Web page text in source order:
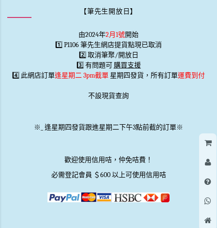
【筆先生開放日】
由2024年2月1號開始
1️⃣ P1106 筆先生網店提貨點現已取消
2️⃣ 取消筆聚/開放日
3️⃣ 有問題可 購買支援
4️⃣ 此網店訂單逢星期二 3pm截單 星期四發貨，所有訂單運費到付
不設現貨查詢
※ 逢星期四發貨跟進星期二下午3點前截的訂單※
歡迎使用信用咭，仲免咭費！
必需登記會員 ＄600 以上可使用信用咭